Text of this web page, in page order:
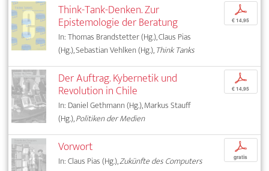
Think-Tank-Denken. Zur
Epistemologie der Beratung
In: Thomas Brandstetter (Hg.), Claus Pias
(Hg.), Sebastian Vehlken (Hg.),Think Tanks
p
€ 14,95
Der Auftrag. Kybernetik und
Revolution in Chile
In: Daniel Gethmann (Hg.), Markus Stauff
(Hg.),Politiken der Medien
p
€ 14,95
Vorwort
In: Claus Pias (Hg.),Zukünfte des Computers
p
gratis